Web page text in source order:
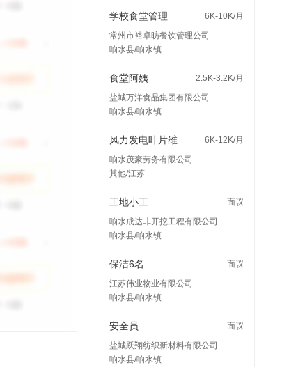
学校食堂管理
6K-10K/月
常州市裕卓昉餐饮管理公司
响水县/响水镇
食堂阿姨
2.5K-3.2K/月
盐城万洋食品集团有限公司
响水县/响水镇
6K-12K/月
响水茂豪劳务有限公司
其他/江苏
工地小工
面议
响水成达非开挖工程有限公司
响水县/响水镇
保洁6名
面议
江苏伟业物业有限公司
响水县/响水镇
安全员
面议
盐城跃翔纺织新材料有限公司
响水县/响水镇